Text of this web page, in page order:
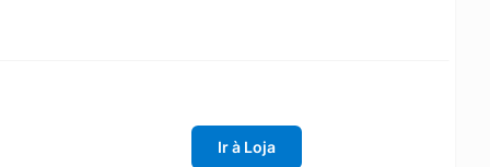
Ir à Loja